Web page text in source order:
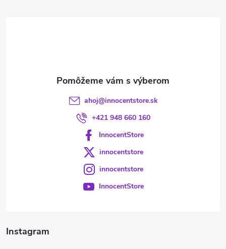
Instagram
ahoj@innocentstore.sk
+421 948 660 160
InnocentStore
innocentstore
innocentstore
InnocentStore